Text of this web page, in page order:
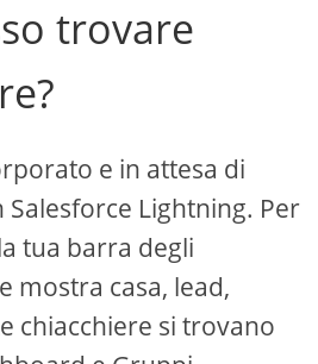
trovare
e in attesa di
Salesforce Lightning. Per
tua barra degli
mostra casa, lead,
chiacchiere si trovano